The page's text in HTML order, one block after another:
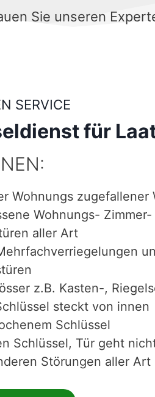
Sie unseren
SERVICE
für
Wohnungs
Wohnungs-
aller Art
z.B. Kasten-,
steckt von innen
Schlüssel
Schlüssel, Tür geht
Störungen aller Art